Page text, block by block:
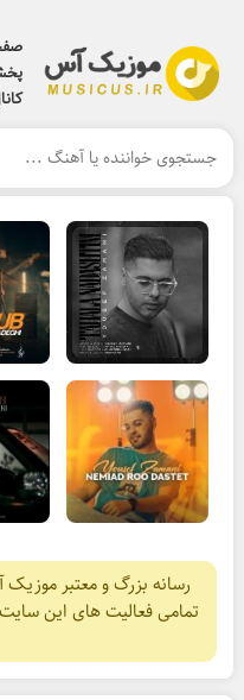
رسانه بزرگ و معتبر
تمامی فعالیت های این